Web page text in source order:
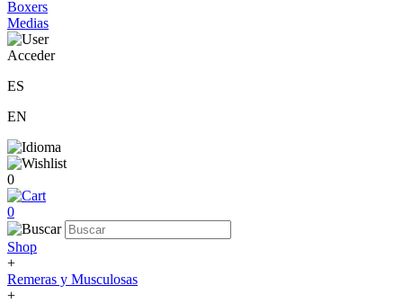
Boxers
Medias
Acceder
ES
EN
0
0
Shop
+
Remeras y Musculosas
+